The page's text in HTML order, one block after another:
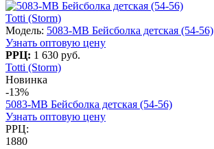
Totti (Storm)
Модель: 5083-МB Бейсболка детская (54-56)
Узнать оптовую цену
РРЦ: 1 630 руб.
Totti (Storm)
Новинка
-13%
5083-МB Бейсболка детская (54-56)
Узнать оптовую цену
РРЦ:
1880